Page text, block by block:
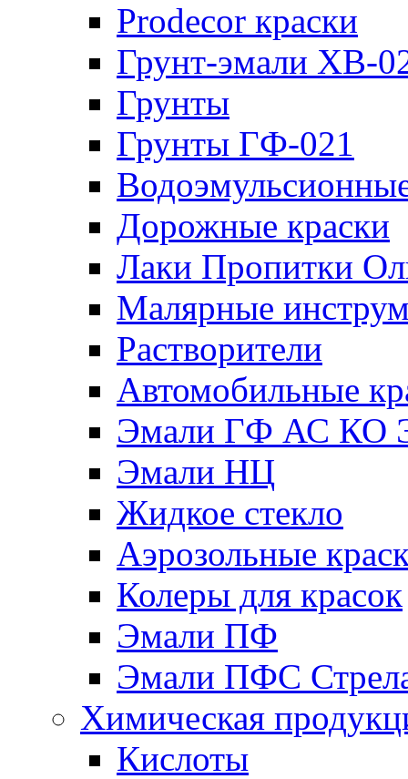
Prodecor краски
Грунт-эмали ХВ-
Грунты
Грунты ГФ-021
Дорожные краски
Лаки Пропитки
Малярные
Растворители
Автомобильные
Эмали ГФ АС КО
Эмали НЦ
Жидкое стекло
Аэрозольные
Колеры для красок
Эмали ПФ
Эмали ПФС
Химическая
Кислоты